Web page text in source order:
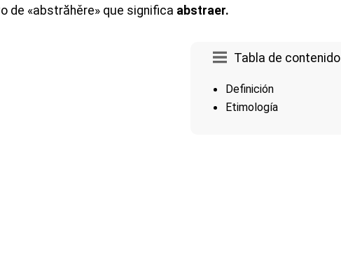
de «abstrăhěre» que significa abstraer.
Tabla de contenido
Definición
Etimología